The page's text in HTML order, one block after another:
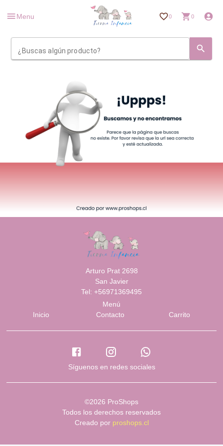
Menu 0 0
¿Buscas algún producto?
Arturo Prat 2698
San Javier
Tel: +56971369495
Menú
Inicio
Contacto Carrito
Síguenos en redes sociales
©2026 ProShops
Todos los derechos reservados
Creado por proshops.cl